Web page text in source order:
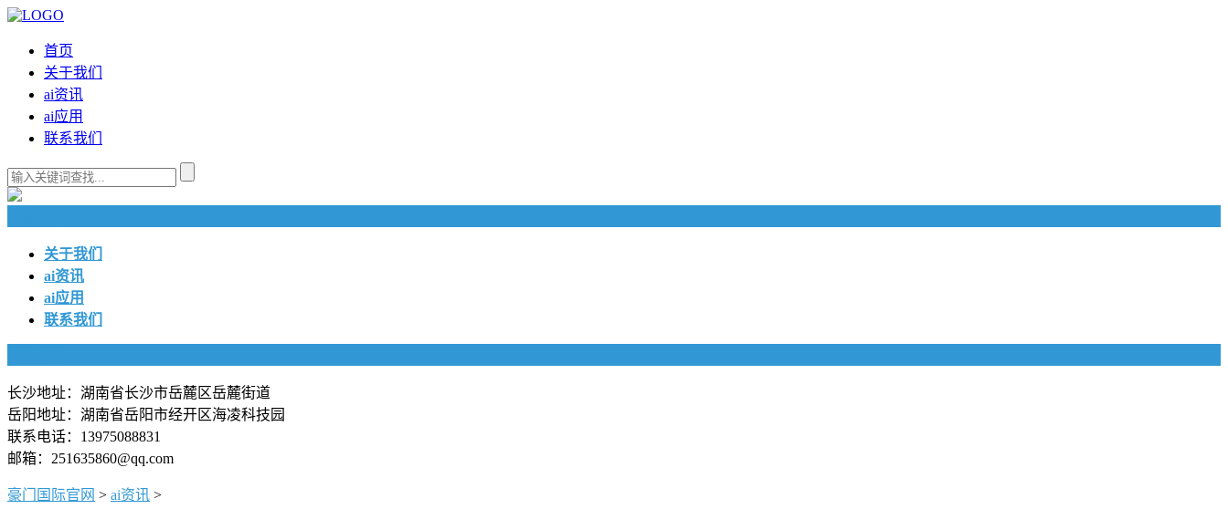
首页
关于我们
ai资讯
ai应用
联系我们
关于我们
ai资讯
ai应用
联系我们
长沙地址：湖南省长沙市岳麓区岳麓街道
岳阳地址：湖南省岳阳市经开区海凌科技园
联系电话：13975088831
邮箱：251635860@qq.com
豪门国际官网 > ai资讯 >